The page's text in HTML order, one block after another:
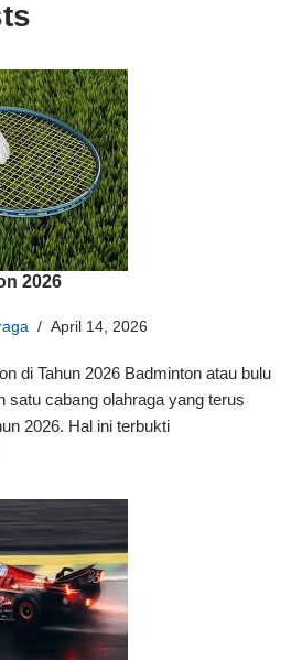
2026
April 14, 2026
di Tahun 2026 Badminton atau bulu
satu cabang olahraga yang terus
2026. Hal ini terbukti